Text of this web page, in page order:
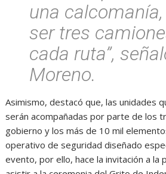
una
ser tres
cada ruta”,
Moreno.
Asimismo, destacó que, las unidades
serán acompañadas por parte de los
gobierno y los más de 10 mil
operativo de seguridad diseñado
evento, por ello, hace la invitación a la